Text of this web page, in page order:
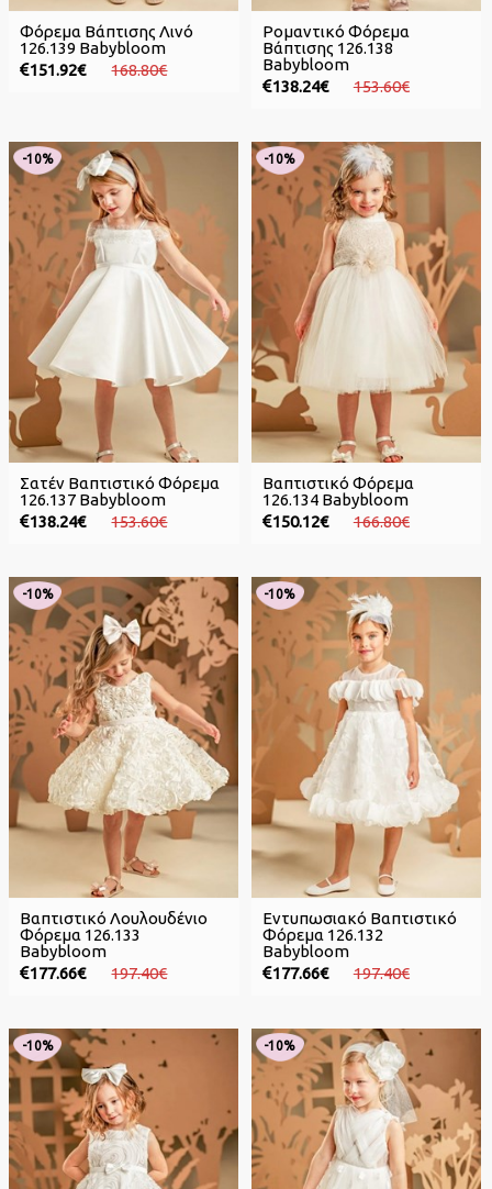
Φόρεμα Βάπτισης Λινό
126.139 Babybloom
151.92€
168.80€
Ρομαντικό Φόρεμα
Βάπτισης 126.138
Babybloom
138.24€
153.60€
-10%
Σατέν Βαπτιστικό Φόρεμα
126.137 Babybloom
138.24€
153.60€
-10%
Βαπτιστικό Φόρεμα
126.134 Babybloom
150.12€
166.80€
-10%
Βαπτιστικό Λουλουδένιο
Φόρεμα 126.133
Babybloom
177.66€
197.40€
-10%
Εντυπωσιακό Βαπτιστικό
Φόρεμα 126.132
Babybloom
177.66€
197.40€
-10% -10%